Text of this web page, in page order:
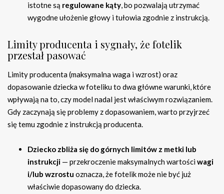
istotne są regulowane kąty, bo pozwalają utrzymać
wygodne ułożenie głowy i tułowia zgodnie z instrukcją.
Limity producenta i sygnały, że fotelik
przestał pasować
Limity producenta (maksymalna waga i wzrost) oraz
dopasowanie dziecka w foteliku to dwa główne warunki, które
wpływają na to, czy model nadal jest właściwym rozwiązaniem.
Gdy zaczynają się problemy z dopasowaniem, warto przyjrzeć
się temu zgodnie z instrukcją producenta.
Dziecko zbliża się do górnych limitów z metki lub
instrukcji — przekroczenie maksymalnych wartościwagi
i/lub wzrostu oznacza, że fotelik może nie być już
właściwie dopasowany do dziecka.